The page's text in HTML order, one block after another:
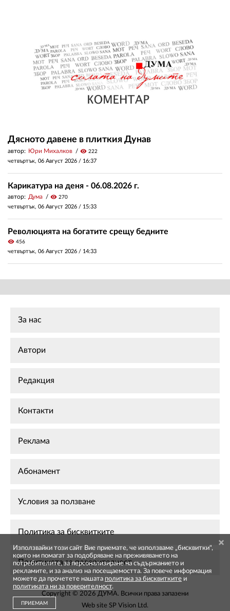
Дясното давене в плиткия Дунав
автор: Юри Михалков visibility 222
четвъртък, 06 Август 2026 / 16:37
Карикатура на деня - 06.08.2026 г.
автор: Дума visibility 270
четвъртък, 06 Август 2026 / 15:33
Революцията на богатите срещу бедните
visibility 456
четвъртък, 06 Август 2026 / 14:33
За нас
Автори
Редакция
Контакти
Реклама
Абонамент
Условия за ползване
Политика за бисквитките
Политиката за поверителност
Copyright © 2026 ДУМА. Всички права запазени
Web site SP Vision Ltd.
Използвайки този сайт Вие приемате, че използваме „бисквитки",
които ни помагат за подобряване на преживяването на
потребителите, за персонализиране на съдържанието и
рекламите, и за анализ на посещаемостта. За повече информация
можете да прочетете нашата политика за бисквитките и
политиката ни за поверителност.
ПРИЕМАМ